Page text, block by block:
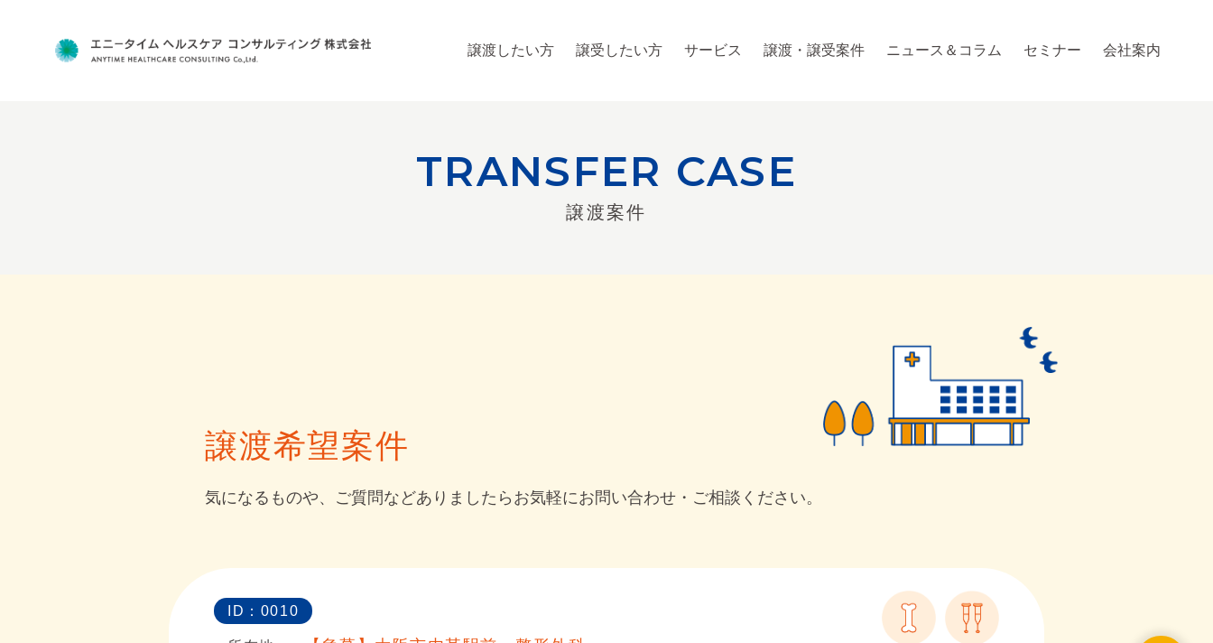
譲渡したい方 譲受したい方 サービス 譲渡・譲受案件 ニュース＆コラム セミナー 会社案内
TRANSFER CASE
譲渡案件
譲渡希望案件
気になるものや、ご質問などありましたらお気軽にお問い合わせ・ご相談ください。
ID：0010